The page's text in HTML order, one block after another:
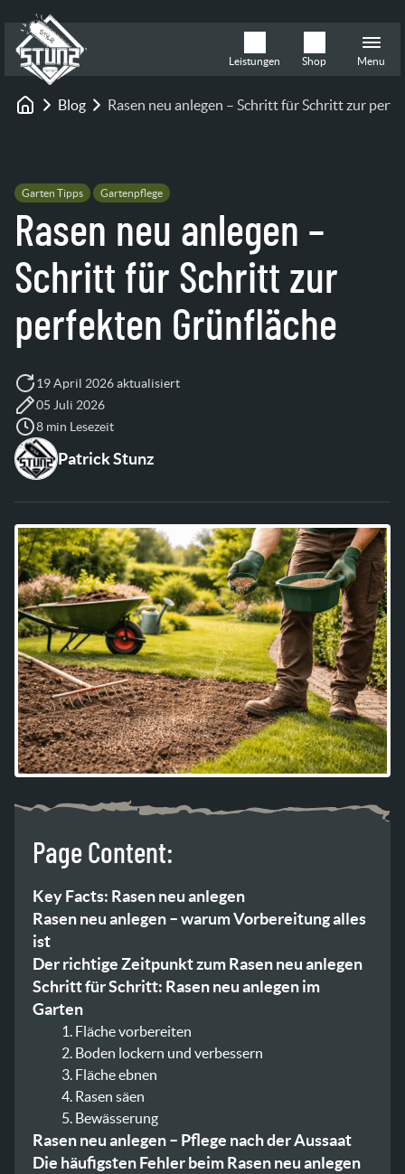
Leistungen Shop Menu
Startseite
Blog Rasen neu anlegen – Schritt für Schritt zur
Garten Tipps Gartenpflege
Rasen neu anlegen –
Schritt für Schritt zur
perfekten Grünfläche
19 April 2026 aktualisiert
05 Juli 2026
8 min Lesezeit
Patrick Stunz
Page Content:
Key Facts: Rasen neu anlegen
Rasen neu anlegen – warum Vorbereitung alles
ist
Der richtige Zeitpunkt zum Rasen neu anlegen
Schritt für Schritt: Rasen neu anlegen im
Garten
1. Fläche vorbereiten
2. Boden lockern und verbessern
3. Fläche ebnen
4. Rasen säen
5. Bewässerung
Rasen neu anlegen – Pflege nach der Aussaat
Die häufigsten Fehler beim Rasen neu anlegen